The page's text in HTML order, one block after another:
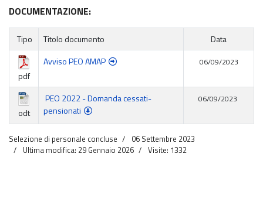
DOCUMENTAZIONE:
Tipo Titolo documento Data
pdf
Avviso PEO AMAP 06/09/2023
odt
PEO 2022 - Domanda cessati-
pensionati
06/09/2023
Selezione di personale concluse
06 Settembre 2023
Ultima modifica: 29 Gennaio 2026
Visite: 1332